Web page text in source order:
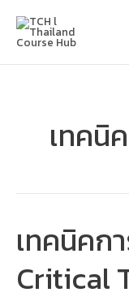
content
เทคนิ
เทคนิคก
Critical
การ
พัฒนา
ทักษะ
Critical